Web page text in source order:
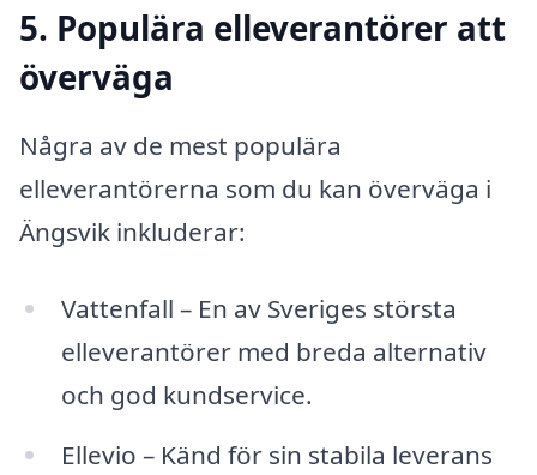
5. Populära elleverantörer att
överväga
Några av de mest populära
elleverantörerna som du kan överväga i
Ängsvik inkluderar:
Vattenfall – En av Sveriges största
elleverantörer med breda alternativ
och god kundservice.
Ellevio – Känd för sin stabila leverans